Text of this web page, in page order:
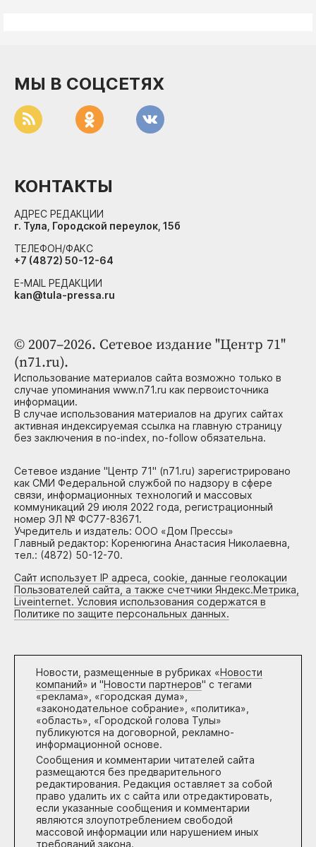
© 2007–2026. Сетевое издание "Центр 71"
(n71.ru).
Использование материалов сайта возможно только в
случае упоминания www.n71.ru как первоисточника
информации.
В случае использования материалов на других сайтах
активная индексируемая ссылка на главную страницу
без заключения в no-index, no-follow обязательна.
Сетевое издание "Центр 71" (n71.ru) зарегистрировано
как СМИ Федеральной службой по надзору в сфере
связи, информационных технологий и массовых
коммуникаций 29 июля 2022 года, регистрационный
номер ЭЛ № ФС77-83671.
Учредитель и издатель: ООО «Дом Прессы»
Главный редактор: Коренюгина Анастасия Николаевна,
тел.: (4872) 50-12-70.
Сайт использует IP адреса, cookie, данные геолокации
Пользователей сайта, а также счетчики Яндекс.Метрика,
Liveinternet. Условия использования содержатся в
Политике по защите персональных данных.
Новости, размещенные в рубриках «Новости
компаний» и "Новости партнеров" с тегами
«реклама», «городская дума»,
«законодательное собрание», «политика»,
«область», «Городской голова Тулы»
публикуются на договорной, рекламно-
информационной основе.
Сообщения и комментарии читателей сайта
размещаются без предварительного
редактирования. Редакция оставляет за собой
право удалить их с сайта или отредактировать,
если указанные сообщения и комментарии
являются злоупотреблением свободой
массовой информации или нарушением иных
требований закона.
МЫ В СОЦСЕТЯХ
КОНТАКТЫ
АДРЕС РЕДАКЦИИ
г. Тула, Городской переулок, 15б
ТЕЛЕФОН/ФАКС
+7 (4872) 50-12-64
E-MAIL РЕДАКЦИИ
kan@tula-pressa.ru